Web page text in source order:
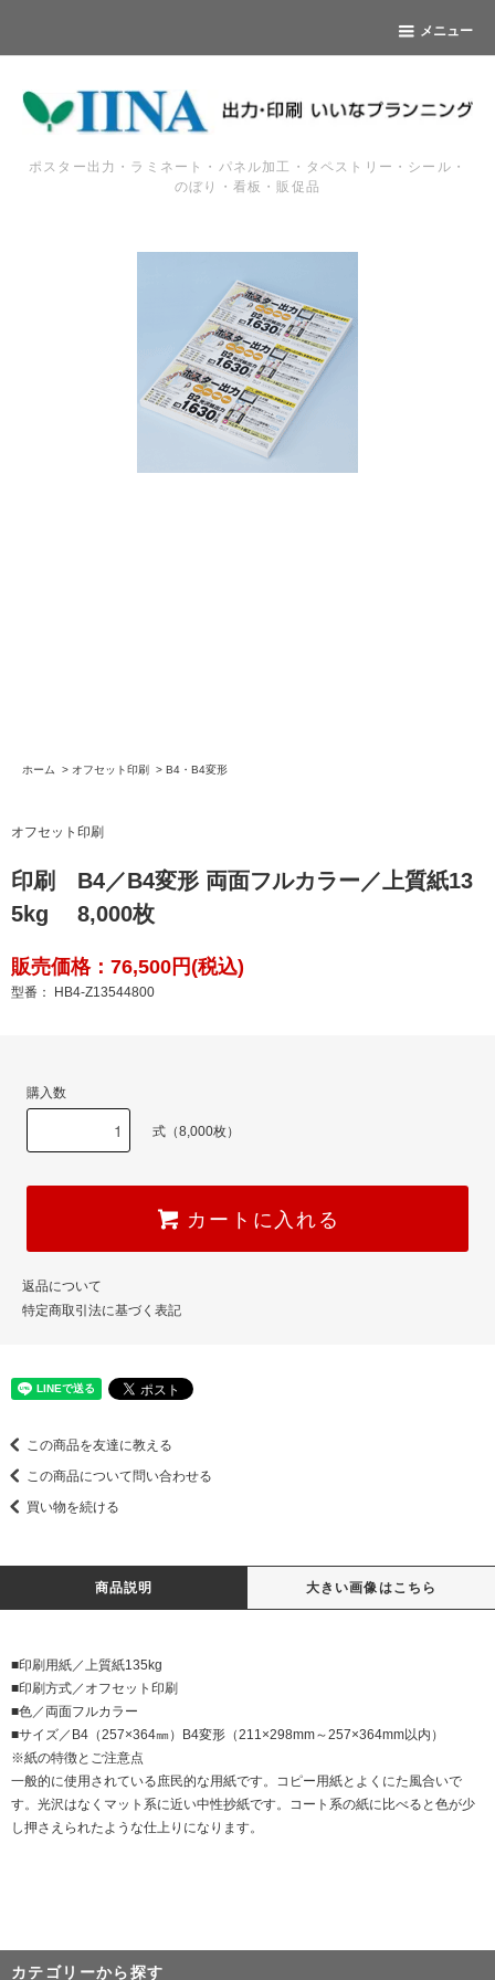
メニュー
ポスター出力・ラミネート・パネル加工・タペストリー・シール・
のぼり・看板・販促品
ホーム > オフセット印刷 > B4・B4変形
オフセット印刷
印刷 B4／B4変形 両面フルカラー／上質紙13
5kg 8,000枚
販売価格：76,500円(税込)
型番： HB4-Z13544800
購入数
式（8,000枚）
カートに入れる
返品について
特定商取引法に基づく表記
この商品を友達に教える
この商品について問い合わせる
買い物を続ける
商品説明 大きい画像はこちら
■印刷用紙／上質紙135kg
■印刷方式／オフセット印刷
■色／両面フルカラー
■サイズ／B4（257×364㎜）B4変形（211×298mm～257×364mm以内）
※紙の特徴とご注意点
一般的に使用されている庶民的な用紙です。コピー用紙とよくにた風合いで
す。光沢はなくマット系に近い中性抄紙です。コート系の紙に比べると色が少
し押さえられたような仕上りになります。
カテゴリーから探す